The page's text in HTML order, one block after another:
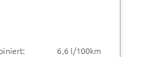
6,6 l/100km